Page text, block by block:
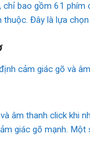
bao gồm 61
Đây là lựa
cảm giác gõ và
âm thanh click khi
giác gõ mạnh. Một